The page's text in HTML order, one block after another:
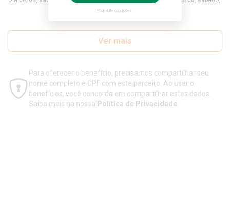
Alegre. Sócios do Clube do Assinante tem isenção
show do grupo
Ver mais
Para oferecer o benefício, precisamos compartilhar seu
nome completo e CPF com este parceiro. Ao usar o
benefícios, você concorda em compartilhar estes dados.
Saiba mais na nossa Política de Privacidade